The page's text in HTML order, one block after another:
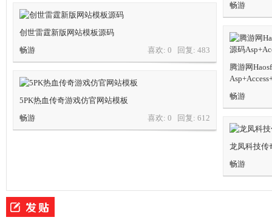
龙,
畅游
创世雷霆新版网站模板源码
喜欢: 0 回复: 483
畅游
腾游网
畅游
5PK热血传奇游戏仿官网站模板
喜欢: 0 回复: 612
畅游
龙凤科技传
畅游